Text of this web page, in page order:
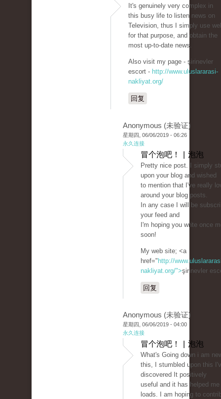
It's genuinely very complex in
this busy life to listen news on
Television, thus I simply use
for that purpose, and obtain the
most up-to-date news.
Also visit my page - şirinevler
escort - http://www.uluslararasi-
nakliyat.org/
回复
Anonymous (未验证)
星期四, 06/06/2019 - 06:26
永久连接
冒个泡吧！ | 泡泡
Pretty nice post. I simply
upon your blog and wished
to mention that I've really
around your blog posts.
In any case I will be
your feed and
I'm hoping you write once
soon!
My web site; <a
href=" http://
nakliyat.org/">şirinevler
回复
Anonymous (未验证)
星期四, 06/06/2019 - 04:00
永久连接
冒个泡吧！ | 泡泡
What's Going down i am
this, I stumbled upon this
discovered It positively
useful and it has helped me
loads. I am hoping to